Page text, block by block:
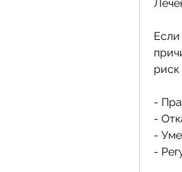
Если
риск
-
-
-
-